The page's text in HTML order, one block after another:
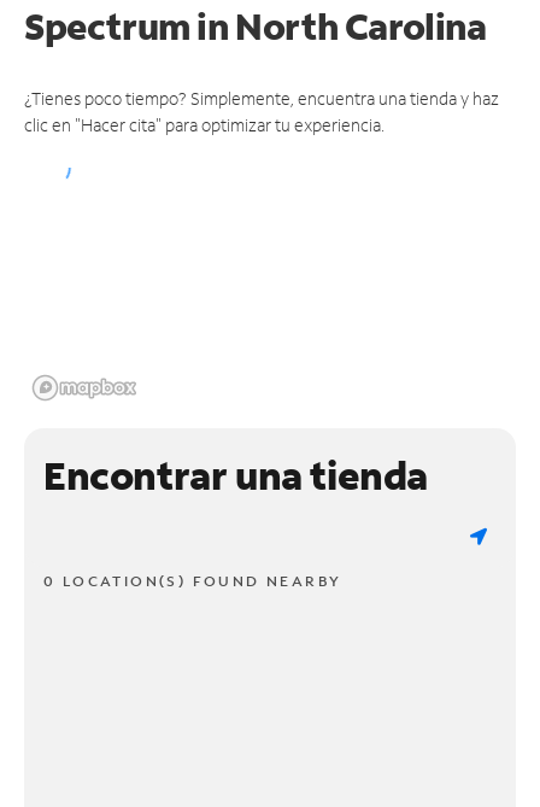
Spectrumin North Carolina
¿Tienes poco tiempo? Simplemente, encuentra una tienda y haz
clic en "Hacer cita" para optimizar tu experiencia.
Encontrar una tienda
0 LOCATION(S) FOUND NEARBY